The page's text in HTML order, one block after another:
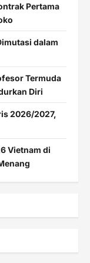
Pertama
dalam
Termuda
Diri
2026/2027,
Vietnam di